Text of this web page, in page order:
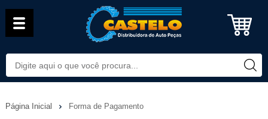
Página Inicial Forma de Pagamento